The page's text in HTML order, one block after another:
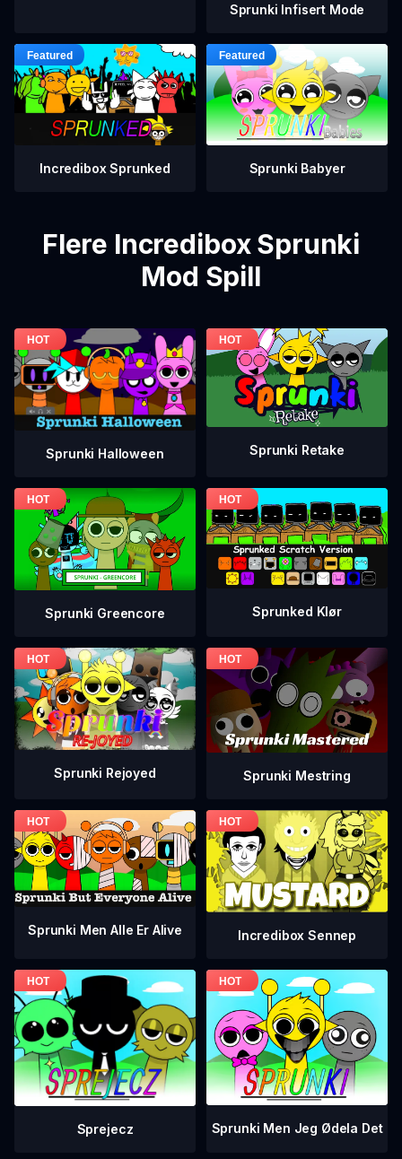
Sprunki Infisert Mode
Incredibox Sprunked Sprunki Babyer
Flere Incredibox Sprunki
Mod Spill
Sprunki Halloween Sprunki Retake
Sprunki Greencore Sprunked Klør
Sprunki Rejoyed Sprunki Mestring
Sprunki Men Alle Er Alive Incredibox Sennep
Sprejecz Sprunki Men Jeg Ødela Det